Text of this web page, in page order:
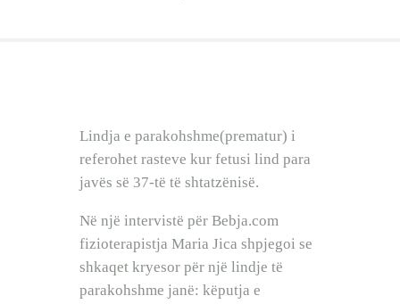
SHOP
Lindja e parakohshme(prematur) i
referohet rasteve kur fetusi lind para
javës së 37-të të shtatzënisë.
Në një intervistë për Bebja.com
fizioterapistja Maria Jica shpjegoi se
shkaqet kryesor për një lindje të
parakohshme janë: këputja e